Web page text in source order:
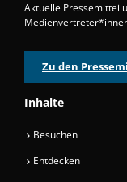
Aktuelle
Zu den
Inhalte
Besuchen
Entdecken